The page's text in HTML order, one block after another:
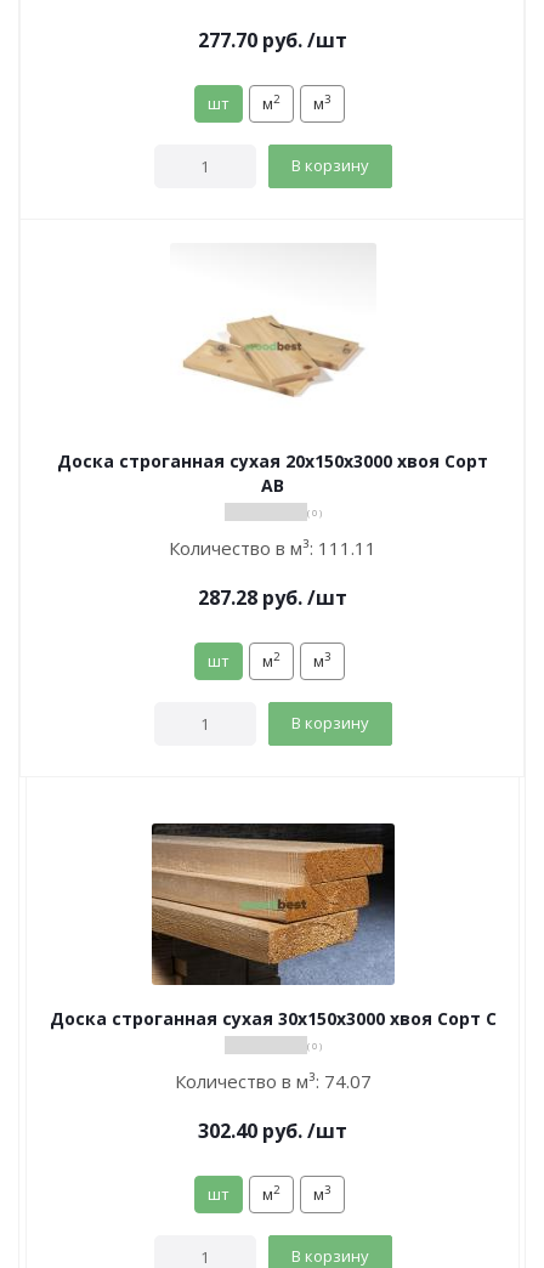
277.70 руб./шт
шт м2 м3
В корзину
Доска строганная сухая 20х150х3000 хвоя Сорт
АВ
( 0 )
Количество в м³: 111.11
287.28 руб./шт
шт м2 м3
В корзину
Доска строганная сухая 30х150х3000 хвоя Сорт С
( 0 )
Количество в м³: 74.07
302.40 руб./шт
шт м2 м3
В корзину